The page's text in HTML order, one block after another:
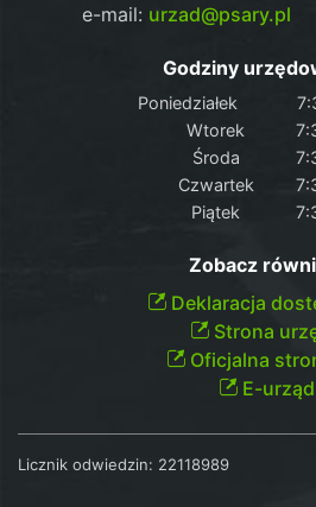
e-mail: urzad@psary.pl
Godziny
Poniedziałek
Wtorek
Środa
Czwartek
Piątek
Zobacz
Deklaracja
Strona
Oficjalna
E-urząd
Licznik odwiedzin: 22118989